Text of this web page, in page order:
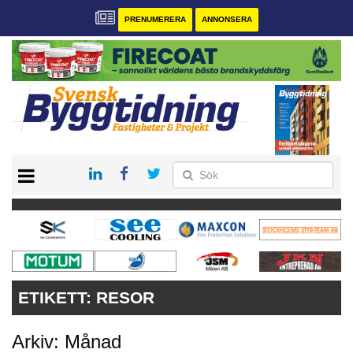
PRENUMERERA ANNONSERA
PRENUMERERA
VÅRA ANDRA MAGASIN
ANNONSERA
KONTAKT
ETIKETT: RESOR
Arkiv: Månad